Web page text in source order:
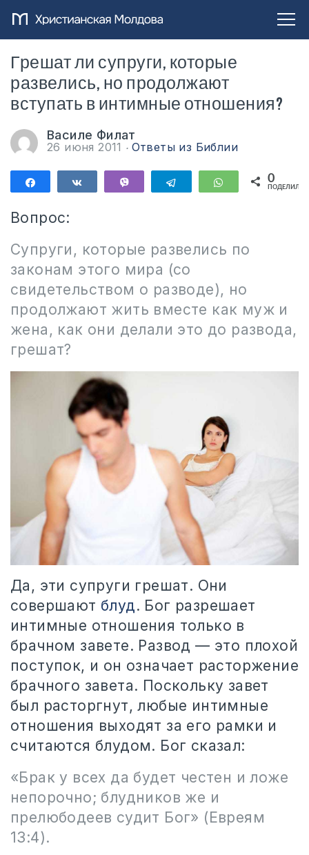
Грешат ли супруги, которые
развелись, но продолжают
вступать в интимные отношения?
Василе Филат
26 июня 2011 Ответы из Библии
ПоделитьсяПоделиться Telegram WhatsApp
0
Вопрос:
Супруги, которые развелись по
законам этого мира (со
свидетельством о разводе), но
продолжают жить вместе как муж и
жена, как они делали это до развода,
грешат?
Да, эти супруги грешат. Они
совершают блуд. Бог разрешает
интимные отношения только в
брачном завете. Развод — это плохой
поступок, и он означает расторжение
брачного завета. Поскольку завет
был расторгнут, любые интимные
отношения выходят за его рамки и
считаются блудом. Бог сказал:
«Брак у всех да будет честен и ложе
непорочно; блудников же и
прелюбодеев судит Бог» (Евреям
13:4).